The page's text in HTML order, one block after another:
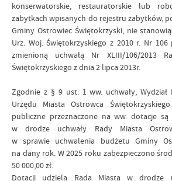
konserwatorskie, restauratorskie lub
zabytkach wpisanych do rejestru zabytków,
Gminy Ostrowiec Świętokrzyski, nie
Urz. Woj. Świętokrzyskiego z 2010 r. Nr
zmienioną uchwałą Nr XLIII/106/2013
Świętokrzyskiego z dnia 2 lipca 2013r.
Zgodnie z § 9 ust. 1 ww. uchwały,
Urzędu Miasta Ostrowca
publiczne przeznaczone na ww. dotacje
w drodze uchwały Rady Miasta
w sprawie uchwalenia budżetu Gminy
na dany rok. W 2025 roku zabezpieczono
50 000,00 zł.
Dotacji udziela Rada Miasta w drodze